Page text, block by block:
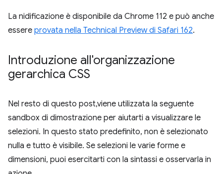
La nidificazione è disponibile da Chrome 112 e può anche
essere provata nella Technical Preview di Safari 162.
Introduzione all'organizzazione
gerarchica CSS
Nel resto di questo post,viene utilizzata la seguente
sandbox di dimostrazione per aiutarti a visualizzare le
selezioni. In questo stato predefinito, non è selezionato
nulla e tutto è visibile. Se selezioni le varie forme e
dimensioni, puoi esercitarti con la sintassi e osservarla in